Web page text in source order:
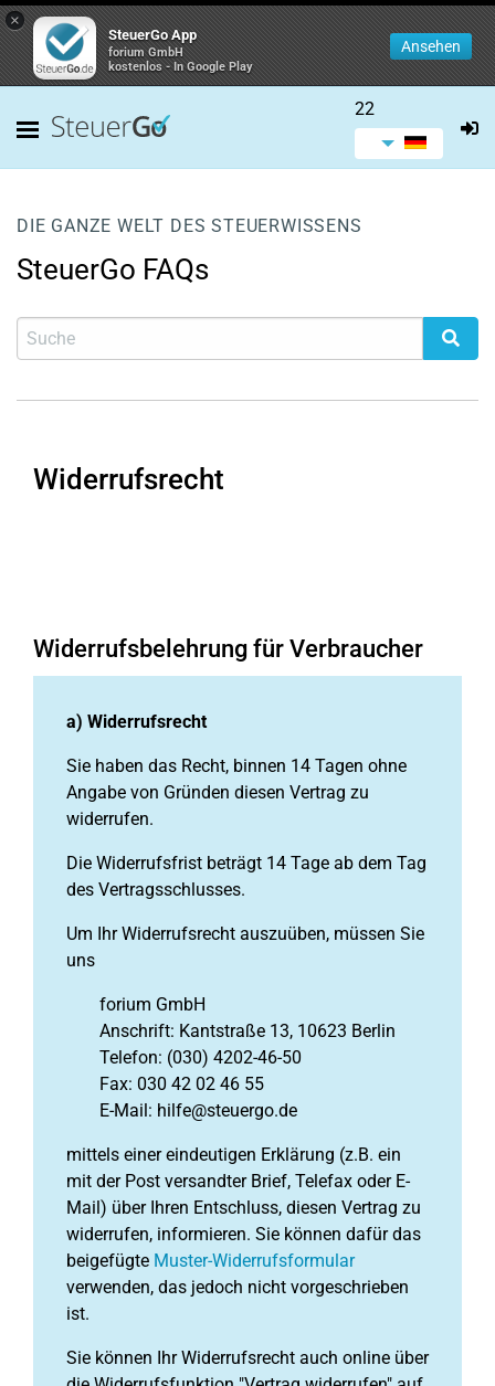
×
SteuerGo App
forium GmbH
kostenlos - In Google Play
Ansehen
22
DIE GANZE WELT DES STEUERWISSENS
SteuerGo FAQs
Widerrufsrecht
Widerrufsbelehrung für Verbraucher
a) Widerrufsrecht
Sie haben das Recht, binnen 14 Tagen ohne
Angabe von Gründen diesen Vertrag zu
widerrufen.
Die Widerrufsfrist beträgt 14 Tage ab dem Tag
des Vertragsschlusses.
Um Ihr Widerrufsrecht auszuüben, müssen Sie
uns
forium GmbH
Anschrift: Kantstraße 13, 10623 Berlin
Telefon: (030) 4202-46-50
Fax: 030 42 02 46 55
E-Mail: hilfe@steuergo.de
mittels einer eindeutigen Erklärung (z.B. ein
mit der Post versandter Brief, Telefax oder E-
Mail) über Ihren Entschluss, diesen Vertrag zu
widerrufen, informieren. Sie können dafür das
beigefügte Muster-Widerrufsformular
verwenden, das jedoch nicht vorgeschrieben
ist.
Sie können Ihr Widerrufsrecht auch online über